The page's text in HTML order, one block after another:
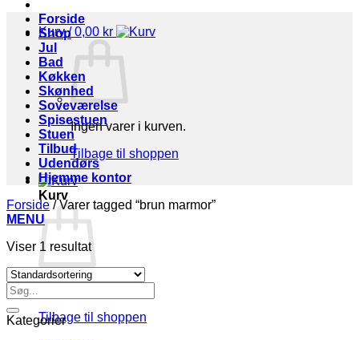
Kurv /0,00 kr
Ingen varer i kurven.
Tilbage til shoppen
Kurv
Tilbage til shoppen
Forside
Shop
Jul
Bad
Køkken
Skønhed
Soveværelse
Spisestuen
Stuen
Tilbud
Udendørs
Hjemme kontor
Forside /Varer tagged “brun marmor”
MENU
Viser 1 resultat
Søg
efter:
Kategorier